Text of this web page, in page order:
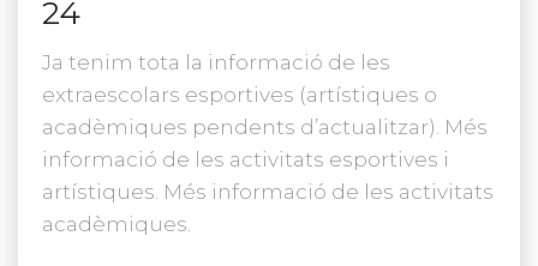
24
Ja tenim tota la informació de les
extraescolars esportives (artístiques o
acadèmiques pendents d’actualitzar). Més
informació de les activitats esportives i
artístiques. Més informació de les activitats
acadèmiques.